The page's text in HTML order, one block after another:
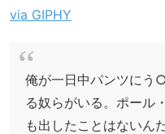
via GIPHY
俺が一日中パンツにう
る奴らがいる。ポール
も出したことはないんだ